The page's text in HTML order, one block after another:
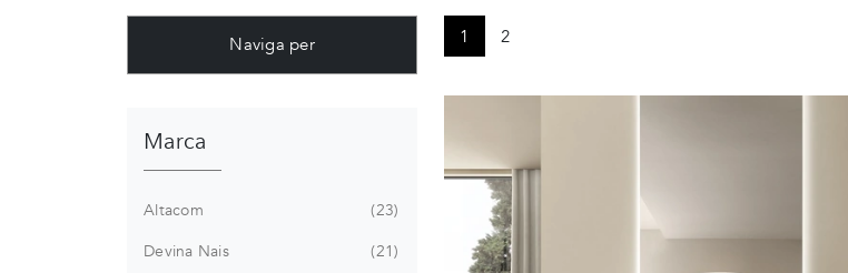
1 2
Naviga per
Marca
Altacom
23
Devina Nais
21